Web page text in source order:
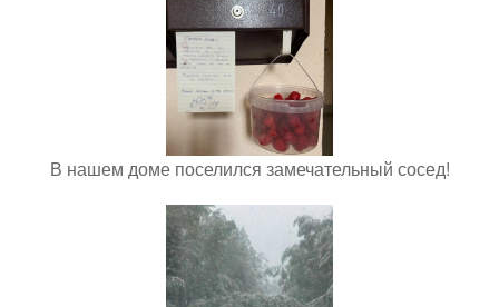
В нашем доме поселился замечательный сосед!